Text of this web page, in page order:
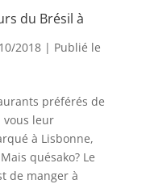
du Brésil à
2018 | Publié le
préférés de
vous leur
à Lisbonne,
quésako? Le
de manger à